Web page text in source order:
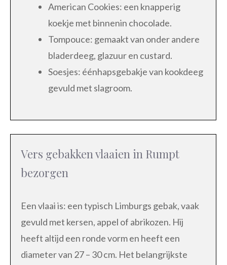
American Cookies: een knapperig
koekje met binnenin chocolade.
Tompouce: gemaakt van onder andere
bladerdeeg, glazuur en custard.
Soesjes: éénhapsgebakje van kookdeeg
gevuld met slagroom.
Vers gebakken vlaaien in Rumpt
bezorgen
Een vlaai is: een typisch Limburgs gebak, vaak
gevuld met kersen, appel of abrikozen. Hij
heeft altijd een ronde vorm en heeft een
diameter van 27 – 30 cm. Het belangrijkste